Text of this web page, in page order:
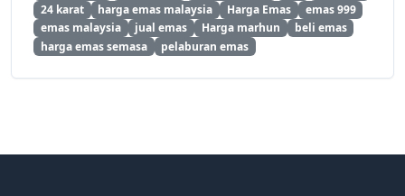
24 karat
harga emas malaysia Harga Emas
emas 999
emas malaysia
jual emas Harga marhun
beli emas
harga emas semasa
pelaburan emas